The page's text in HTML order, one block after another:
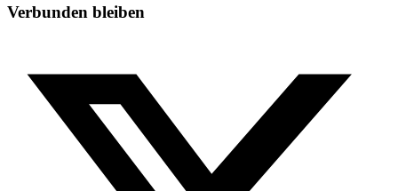
Verbunden bleiben